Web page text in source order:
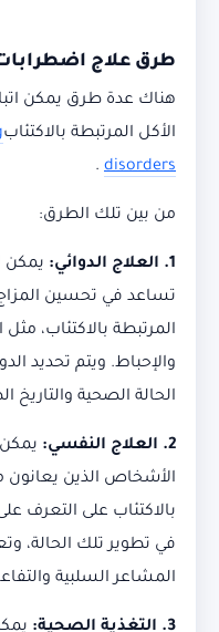
طرق علاج
هناك عدة طرق يمكن
الأكل المرتبطة بالاكتئاب
disorders
.
من بين تلك الطرق:
1. العلاج الدوائي: يمكن
تساعد في تحسين
المرتبطة بالاكتئاب،
والإحباط. ويتم تحديد
الحالة الصحية
2. العلاج النفسي:
الأشخاص الذين يعانون
بالاكتئاب على التعرف
في تطوير تلك الحالة،
المشاعر السلبية
3. التغذية الصحية: